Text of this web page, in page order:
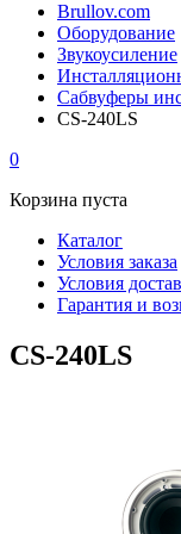
Brullov.com
Оборудование
Звукоусиление
Сабвуферы
CS-240LS
0
Корзина пуста
Каталог
Условия заказа
Условия
Гарантия и
CS-240LS